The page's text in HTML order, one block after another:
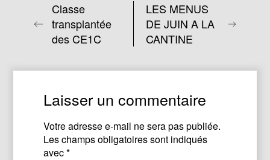
Classe
transplantée
des CE1C
LES MENUS
DE JUIN A LA
CANTINE
Laisser un commentaire
Votre adresse e-mail ne sera pas publiée.
Les champs obligatoires sont indiqués
avec*